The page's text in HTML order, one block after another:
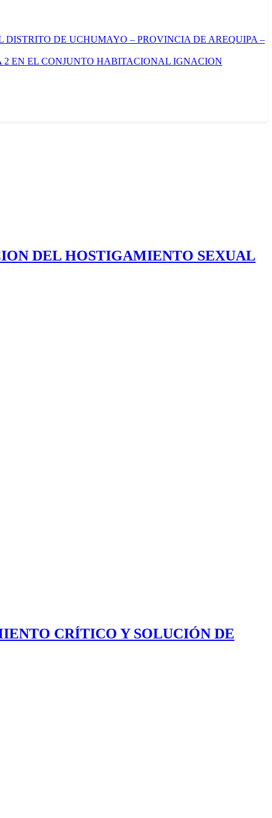
DISTRITO DE UCHUMAYO – PROVINCIA DE AREQUIPA –
EN EL CONJUNTO HABITACIONAL IGNACION
DEL HOSTIGAMIENTO SEXUAL
CRÍTICO Y SOLUCIÓN DE